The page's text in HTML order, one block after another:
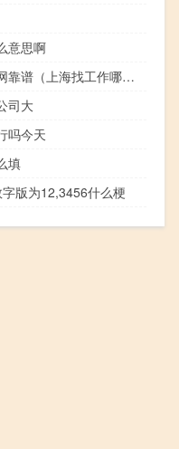
意思啊
上海找工作哪个网靠谱（上海找工作哪个网站靠谱）
司大
吗今天
填
版为12,3456什么梗